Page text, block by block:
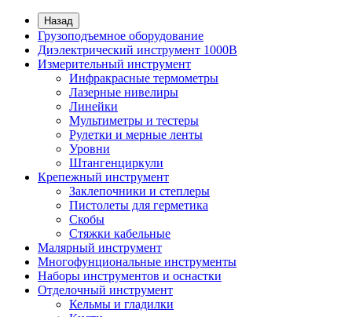
Назад
Грузоподъемное оборудование
Диэлектрический инструмент 1000В
Измерительный инструмент
Инфракрасные термометры
Лазерные нивелиры
Линейки
Мультиметры и тестеры
Рулетки и мерные ленты
Уровни
Штангенциркули
Крепежный инструмент
Заклепочники и степлеры
Пистолеты для герметика
Скобы
Стяжки кабельные
Малярный инструмент
Многофунциональные инструменты
Наборы инструментов и оснастки
Отделочный инструмент
Кельмы и гладилки